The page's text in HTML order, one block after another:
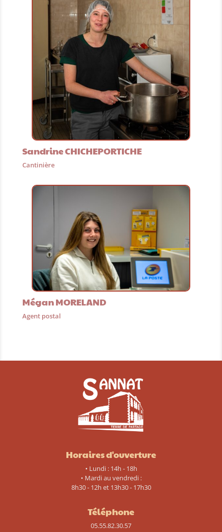
Sandrine CHICHEPORTICHE
Cantinière
Mégan MORELAND
Agent postal
Horaires d'ouverture
• Lundi : 14h - 18h
• Mardi au vendredi :
8h30 - 12h et 13h30 - 17h30
Téléphone
05.55.82.30.57